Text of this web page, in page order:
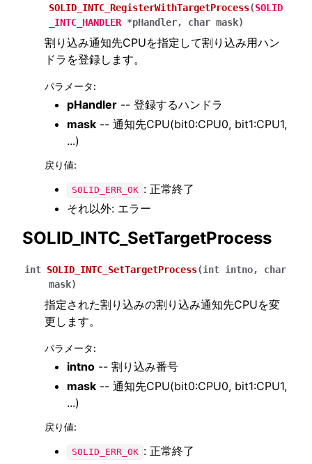
SOLID_INTC_RegisterWithTargetProcess(SOLID
_INTC_HANDLER *pHandler, char mask)
割り込み通知先CPUを指定して割り込み用ハン
ドラを登録します。
パラメータ:
pHandler -- 登録するハンドラ
mask -- 通知先CPU(bit0:CPU0, bit1:CPU1,
...)
戻り値:
SOLID_ERR_OK : 正常終了
それ以外: エラー
SOLID_INTC_SetTargetProcess
int SOLID_INTC_SetTargetProcess(int intno, char
mask)
指定された割り込みの割り込み通知先CPUを変
更します。
パラメータ:
intno -- 割り込み番号
mask -- 通知先CPU(bit0:CPU0, bit1:CPU1,
...)
戻り値:
SOLID_ERR_OK : 正常終了